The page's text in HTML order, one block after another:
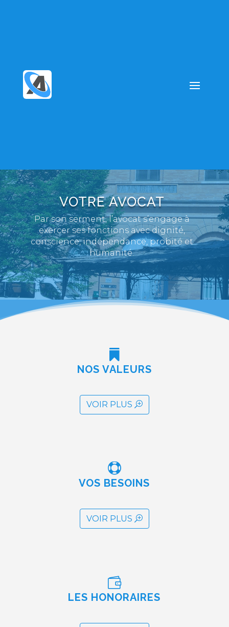
VOTRE AVOCAT
Par son serment, l’avocat s’engage à
exercer ses fonctions avec dignité,
conscience, indépendance, probité et
humanité.

NOS VALEURS
VOIR PLUS

VOS BESOINS
VOIR PLUS

LES HONORAIRES